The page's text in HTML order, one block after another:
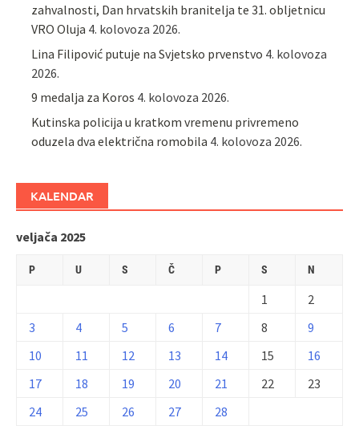
zahvalnosti, Dan hrvatskih branitelja te 31. obljetnicu
VRO Oluja 4. kolovoza 2026.
Lina Filipović putuje na Svjetsko prvenstvo 4. kolovoza
2026.
9 medalja za Koros 4. kolovoza 2026.
Kutinska policija u kratkom vremenu privremeno
oduzela dva električna romobila 4. kolovoza 2026.
KALENDAR
veljača 2025
P U S Č P S N
1
2
3
4 5 6 7 8
9
10
11 12 13 14 15
16
17
18 19 20 21 22
23
24
25 26 27 28